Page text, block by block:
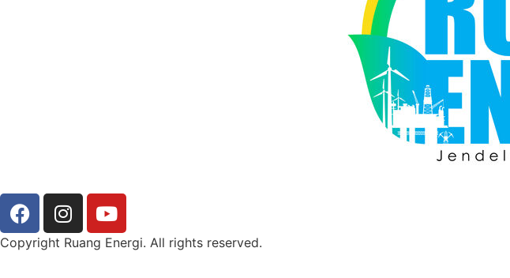
Copyright Ruang Energi. All rights reserved.